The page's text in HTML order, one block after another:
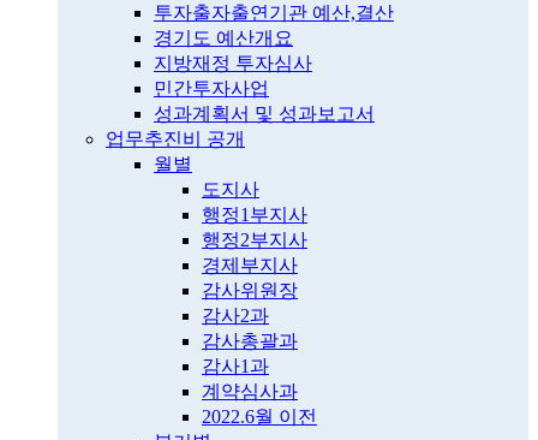
투자출자출연기관 예산,결산
경기도 예산개요
지방재정 투자심사
민간투자사업
성과계획서 및 성과보고서
업무추진비 공개
월별
도지사
행정1부지사
행정2부지사
경제부지사
감사위원장
감사2과
감사총괄과
감사1과
계약심사과
2022.6월 이전